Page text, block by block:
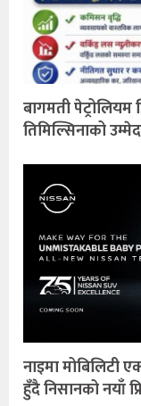
बागमती पेट्रोलियम
तिमिल्सिनाको
नाइमा मोबिलिटी
हुँदै निसानको नयाँ